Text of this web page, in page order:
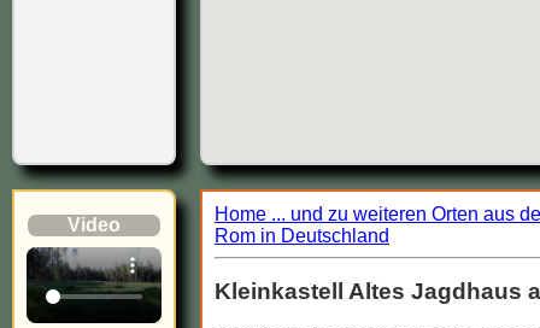
Video
Home ... und zu weiteren Orten aus
Rom in Deutschland
Kleinkastell Altes Jagdhaus